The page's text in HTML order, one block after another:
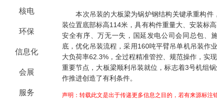
核电
环保
信息化
会展
服务
本次吊装的大板梁为锅炉钢结构关键承重构件
装位置底部标高114米，具有构件重量大、安装标
安全有序、万无一失，国延发电公司会同总包、
底，优化吊装流程，采用160吨平臂吊单机吊装作
大负荷率62.3%，全过程精准管控、规范操作，实
重要节点，大板梁顺利吊装就位，标志着3号机组
作推进创造了有利条件。
声明：转载此文是出于传递更多信息之目的，若有来源标